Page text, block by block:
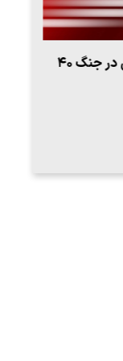
ببینید| لحظه بمباران خیابان فردوسی در جنگ ۴۰